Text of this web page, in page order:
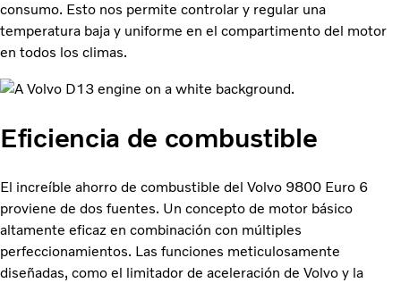
consumo. Esto nos permite controlar y regular una
temperatura baja y uniforme en el compartimento del motor
en todos los climas.
Eficiencia de combustible
El increíble ahorro de combustible del Volvo 9800 Euro 6
proviene de dos fuentes. Un concepto de motor básico
altamente eficaz en combinación con múltiples
perfeccionamientos. Las funciones meticulosamente
diseñadas, como el limitador de aceleración de Volvo y la